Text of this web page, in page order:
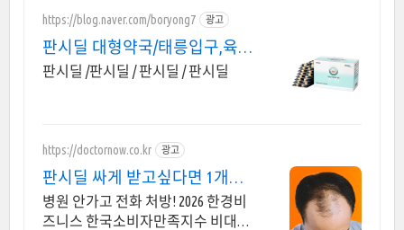
https://blog.naver.com/boryong7 광고
판시딜 대형약국/태릉입구,육사
근처
판시딜 /판시딜 / 판시딜 / 판시딜
https://doctornow.co.kr 광고
판시딜 싸게 받고싶다면 1개월
약값 3,900원~
병원 안가고 전화 처방! 2026 한경비
즈니스 한국소비자만족지수 비대면